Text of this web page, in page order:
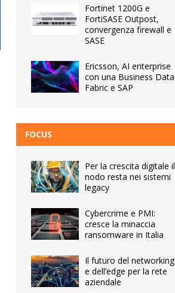
Fortinet 1200G e
FortiSASE Outpost,
convergenza firewall e
SASE
Ericsson, AI enterprise
con una Business Data
Fabric e SAP
FOCUS
Per la crescita digitale il
nodo resta nei sistemi
legacy
Cybercrime e PMI:
cresce la minaccia
ransomware in Italia
Il futuro del networking
e dell’edge per la rete
aziendale